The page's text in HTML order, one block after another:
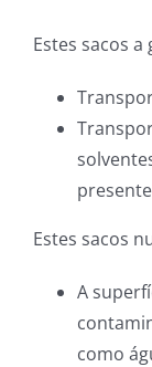
Estes sacos
Estes sacos
A
como